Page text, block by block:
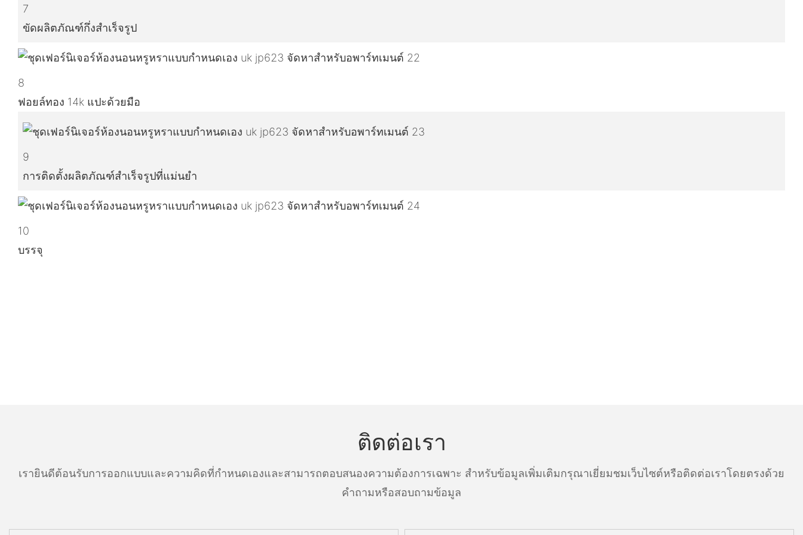
7
ขัดผลิตภัณฑ์กึ่งสำเร็จรูป
8
ฟอยล์ทอง 14k แปะด้วยมือ
9
การติดตั้งผลิตภัณฑ์สำเร็จรูปที่แม่นยำ
10
บรรจุ
ติดต่อเรา
เรายินดีต้อนรับการออกแบบและความคิดที่กำหนดเองและสามารถตอบสนองความต้องการเฉพาะ สำหรับข้อมูลเพิ่มเติมกรุณาเยี่ยมชมเว็บไซต์หรือติดต่อเราโดยตรงด้วย
คำถามหรือสอบถามข้อมูล